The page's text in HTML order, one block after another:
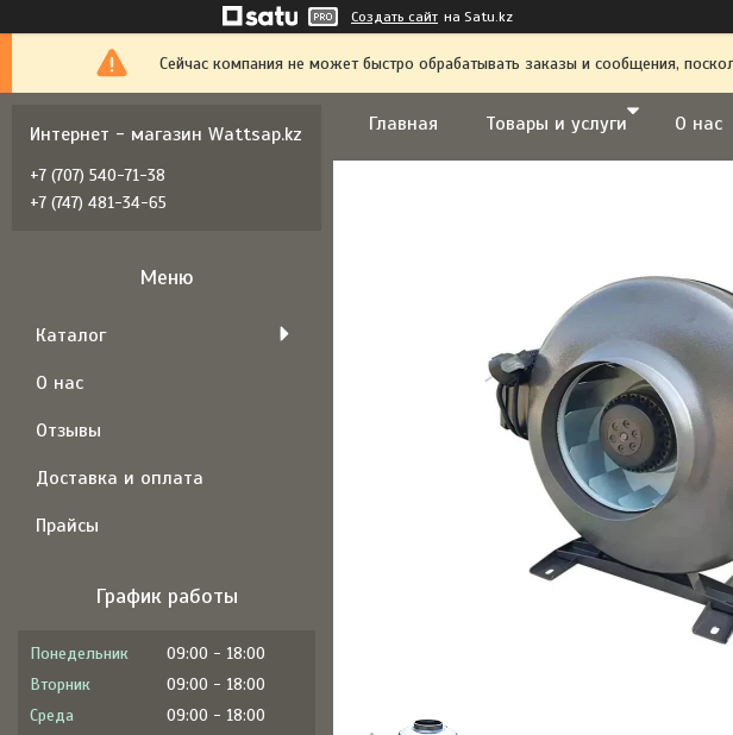
Создать сайт на Satu.kz
Сейчас компания не может быстро обрабатывать заказы и сообщения,
Главная Товары и услуги О нас
Интернет - магазин Wattsap.kz
+7 (707) 540-71-38
+7 (747) 481-34-65
Каталог
О нас
Отзывы
Доставка и оплата
Прайсы
График работы
Понедельник 09:00
18:00
Вторник
09:00
18:00
Среда
09:00
18:00